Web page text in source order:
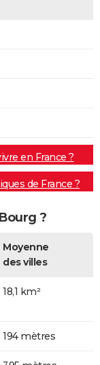
en France ?
de France ?
?
Moyenne
des villes
18,1 km²
194 mètres